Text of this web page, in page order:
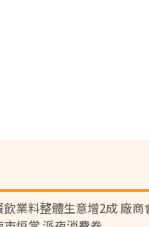
飲業料整體生意增2成 廠商